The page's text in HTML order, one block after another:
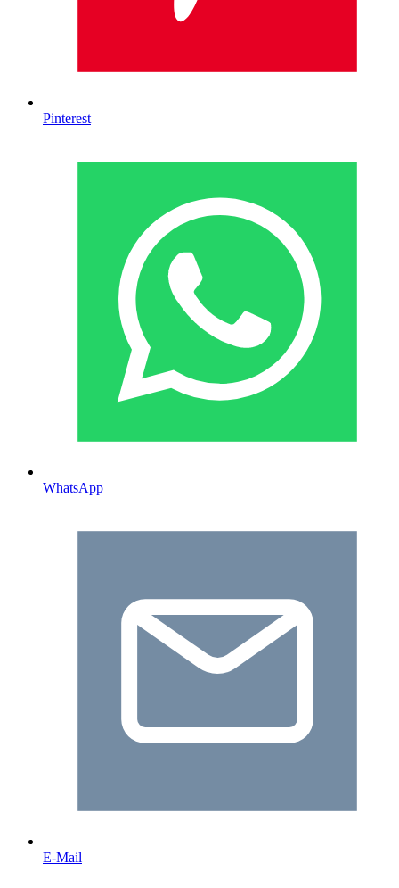
Pinterest
WhatsApp
E-Mail